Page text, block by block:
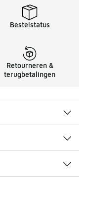
Bestelstatus
Retourneren &
terugbetalingen